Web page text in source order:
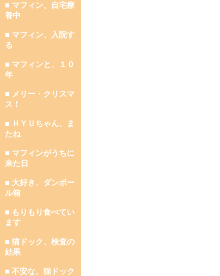
■ マフィン、自宅療
養中
■ マフィン、入院す
る
■ マフィンと、１０
年
■ メリー・クリスマ
ス！
■ ＨＹＵちゃん、ま
たね
■ マフィンがうちに
来た日
■ 大好き、ダンボー
ル箱
■ もりもり食べてい
ます
■ 猫ドック、検査の
結果
■ 不安な、猫ドック